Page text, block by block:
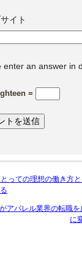
イト
enter an answer in
=
とっての理想の働き方
アパレル業界の転職
に